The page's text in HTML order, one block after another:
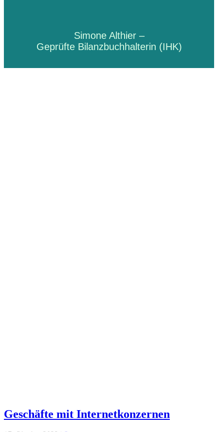
Simone Althier –
Geprüfte Bilanzbuchhalterin (IHK)
Geschäfte mit Internetkonzernen